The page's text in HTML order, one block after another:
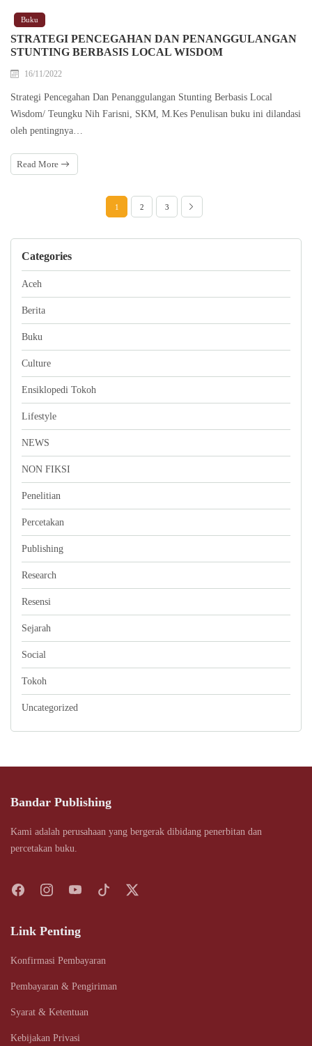
Buku
STRATEGI PENCEGAHAN DAN PENANGGULANGAN
STUNTING BERBASIS LOCAL WISDOM
16/11/2022
Strategi Pencegahan Dan Penanggulangan Stunting Berbasis Local
Wisdom/ Teungku Nih Farisni, SKM, M.Kes Penulisan buku ini dilandasi
oleh pentingnya…
Read More
1 2 3
Categories
Aceh
Berita
Buku
Culture
Ensiklopedi Tokoh
Lifestyle
NEWS
NON FIKSI
Penelitian
Percetakan
Publishing
Research
Resensi
Sejarah
Social
Tokoh
Uncategorized
Bandar Publishing
Kami adalah perusahaan yang bergerak dibidang penerbitan dan
percetakan buku.
Link Penting
Konfirmasi Pembayaran
Pembayaran & Pengiriman
Syarat & Ketentuan
Kebijakan Privasi